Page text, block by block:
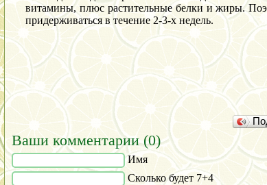
витамины, плюс растительные белки и жиры.
придерживаться в течение 2-3-х недель.
Ваши комментарии (0)
Имя
Сколько будет 7+4